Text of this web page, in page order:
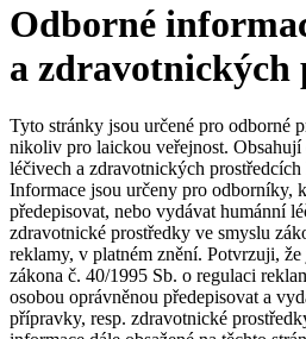
Páteřní chirurgie
Péče o rány
Péče o stomii
Prevence a kontrola
Řešení
Terapie
Dialyzační střediska​
Nabídky pracovních míst
Objevte své kariérní příležitosti
práce​ pro zajímavé pozice.​
Kontaktní formulář
Registrace k
Společnost
Odpovědnost
Média
Kontakt
Odborné
a zdravotnických
Tyto stránky jsou určené pro odborné
nikoliv pro laickou veřejnost. Obsahují
léčivech a zdravotnických
Informace jsou určeny pro odborníky,
předepisovat, nebo vydávat humánní
zdravotnické prostředky ve smyslu
reklamy, v platném znění. Potvrzuji,
zákona č. 40/1995 Sb. o regulaci
osobou oprávněnou předepisovat a
přípravky, resp. zdravotnické